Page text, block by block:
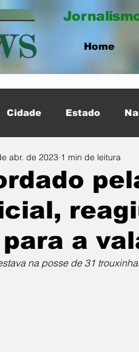
Home
Cidade Estado
Destaque
para a
abr. de 2023 1 min de leitura
na posse de 31